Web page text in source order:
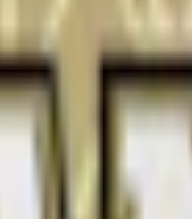
tillsätter eventuella
som ger ett stort